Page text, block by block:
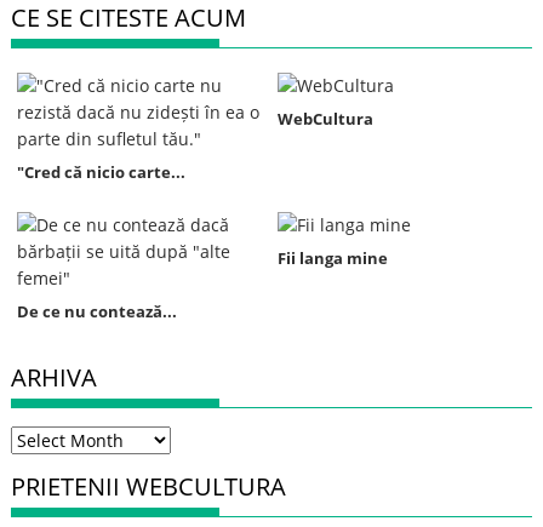
CE SE CITESTE ACUM
"Cred că nicio carte...
WebCultura
De ce nu contează...
Fii langa mine
ARHIVA
Arhiva
PRIETENII WEBCULTURA